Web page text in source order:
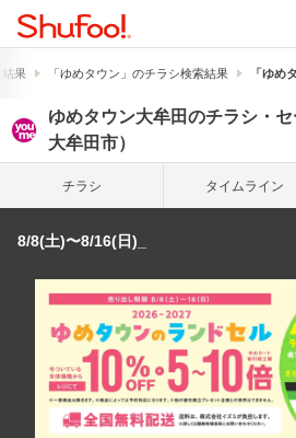
結果 「ゆめタウン」のチラシ検索結果 「ゆめ
ゆめタウン大牟田のチラシ・
大牟田市）
チラシ タイム ライン
8/8(土)〜8/16(日)_